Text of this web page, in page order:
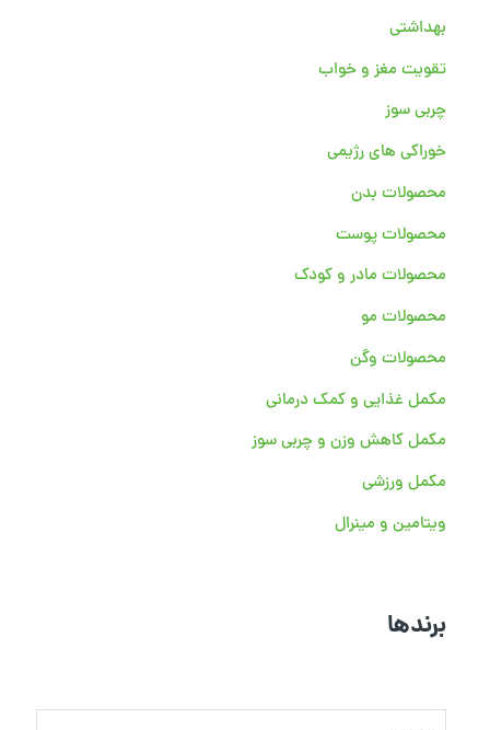
بهداشتی
تقویت مغز و خواب
چربی سوز
خوراکی های رژیمی
محصولات بدن
محصولات پوست
محصولات مادر و کودک
محصولات مو
محصولات وگن
مکمل غذایی و کمک درمانی
مکمل کاهش وزن و چربی سوز
مکمل ورزشی
ویتامین و مینرال
برندها